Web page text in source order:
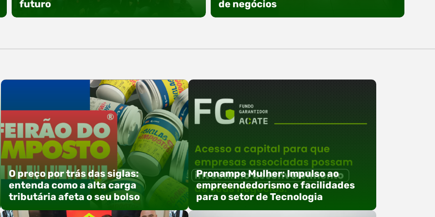
empreendedorismo. Durante os três dias de
feira, o Espaço Tech será um dos palcos
futuro
O Polo ACATE-ACIRS promoveu um encontro
com seus nucleados para apresentar iniciativas
voltadas à integração entre educação,
tecnologia e desenvolvimento de negócios. A
atividade reuniu empresas associadas e
convidados em Rio do Sul, com foco na troca de
experiências, capacitação e alinhamento de
ações estratégicas para 2026. Entre os
destaques, esteve a participação da equipe…
de negócios
O preço por trás das siglas:
entenda como a alta carga
tributária afeta o seu bolso
Pronampe Mulher: Impulso ao
empreendedorismo e facilidades
para o setor de Tecnologia